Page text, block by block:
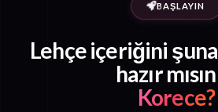
BAŞLAYIN
Lehçe içeriğini
hazır
Korece?